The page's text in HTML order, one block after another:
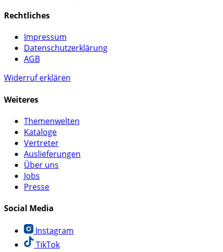
Rechtliches
Impressum
Datenschutzerklärung
AGB
Widerruf erklären
Weiteres
Themenwelten
Kataloge
Vertreter
Auslieferungen
Über uns
Jobs
Presse
Social Media
Instagram
TikTok